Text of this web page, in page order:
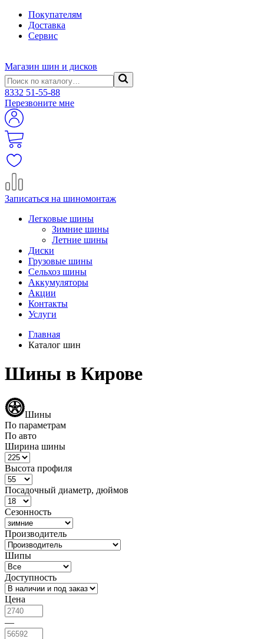
Покупателям
Доставка
Сервис
Магазин шин и дисков
8332 51-55-88
Перезвоните мне
Записаться на шиномонтаж
Легковые шины
Зимние шины
Летние шины
Диски
Грузовые шины
Сельхоз шины
Аккумуляторы
Акции
Контакты
Услуги
Главная
Каталог шин
Шины в Кирове
Шины
По параметрам
По авто
Ширина шины
Высота профиля
Посадочный диаметр, дюймов
Сезонность
Производитель
Шипы
Доступность
Цена
—